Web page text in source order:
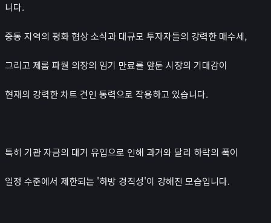
📰
뉴스
비트코인 보유단체
인플루언서
₿
크립토
니다.
중동 지역의 평화 협상 소식과 대규모 투자자들의 강력한 매수세,
그리고 제롬 파월 의장의 임기 만료를 앞둔 시장의 기대감이
현재의 강력한 차트 견인 동력으로 작용하고 있습니다.
특히 기관 자금의 대거 유입으로 인해 과거와 달리 하락의 폭이
일정 수준에서 제한되는 '하방 경직성'이 강해진 모습입니다.